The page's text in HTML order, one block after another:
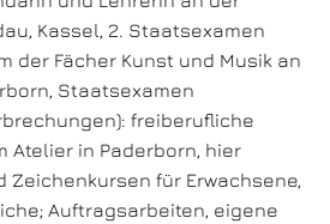
Kassel, 2. Staatsexamen
der Fächer Kunst und Musik an
Staatsexamen
freiberufliche
Atelier in Paderborn, hier
Zeichenkursen für Erwachsene,
Auftragsarbeiten, eigene